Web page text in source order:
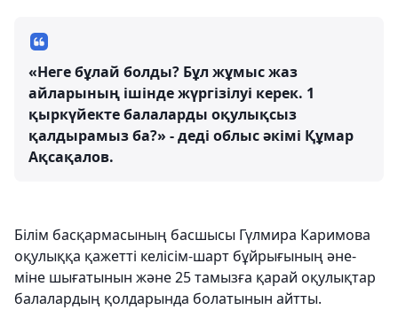
«Неге бұлай болды? Бұл жұмыс жаз
айларының ішінде жүргізілуі керек. 1
қыркүйекте балаларды оқулықсыз
қалдырамыз ба?» - деді облыс әкімі Құмар
Ақсақалов.
Білім басқармасының басшысы Гүлмира Каримова
оқулыққа қажетті келісім-шарт бұйрығының әне-
міне шығатынын және 25 тамызға қарай оқулықтар
балалардың қолдарында болатынын айтты.